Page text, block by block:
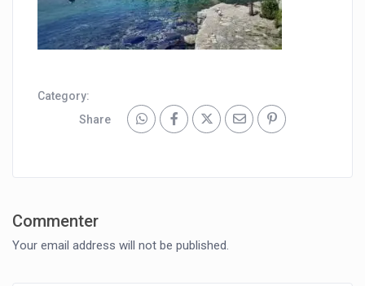
Category:
Share
Commenter
Your email address will not be published.